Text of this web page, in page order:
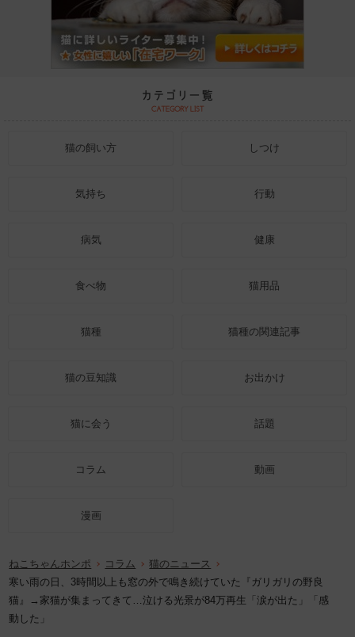
猫の飼い方 しつけ
気持ち 行動
病気 健康
食べ物 猫用品
猫種 猫種の関連記事
猫の豆知識 お出かけ
猫に会う 話題
コラム 動画
漫画
ねこちゃんホンポ コラム
猫のニュース
寒い雨の日、3時間以上も窓の外で鳴き続けていた『ガリガリの野良
猫』→家猫が集まってきて…泣ける光景が84万再生「涙が出た」「感
動した」